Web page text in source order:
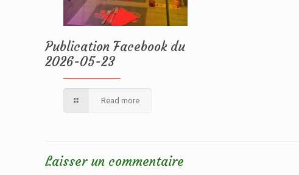
Publication Facebook du
2026-05-23
Read more
Laisser un commentaire